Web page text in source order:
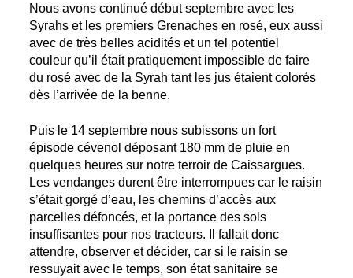
Nous avons continué début septembre avec les
Syrahs et les premiers Grenaches en rosé, eux aussi
avec de très belles acidités et un tel potentiel
couleur qu’il était pratiquement impossible de faire
du rosé avec de la Syrah tant les jus étaient colorés
dès l’arrivée de la benne.
Puis le 14 septembre nous subissons un fort
épisode cévenol déposant 180 mm de pluie en
quelques heures sur notre terroir de Caissargues.
Les vendanges durent être interrompues car le raisin
s’était gorgé d’eau, les chemins d’accès aux
parcelles défoncés, et la portance des sols
insuffisantes pour nos tracteurs. Il fallait donc
attendre, observer et décider, car si le raisin se
ressuyait avec le temps, son état sanitaire se